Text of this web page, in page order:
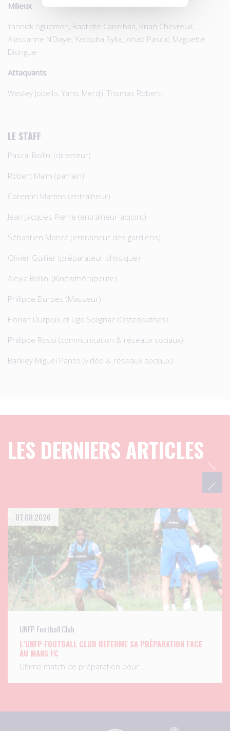
Milieux
Yannick Aguemon, Baptiste Canelhas, Brian Chevreuil,
Alassanne N’Diaye, Yacouba Sylla, Johab Pascal, Maguette
Diongue
Attaquants
Wesley Jobello, Yanis Merdji, Thomas Robert.
LE STAFF
Pascal Bollini (directeur)
Robert Malm (parrain)
Corentin Martins (entraîneur)
Jean-Jacques Pierre (entraîneur-adjoint)
Sébastien Moncé (entraîneur des gardiens)
Olivier Guillier (préparateur physique)
Alexia Bollini (Kinésithérapeute)
Philippe Durpes (Masseur)
Florian Durpoix et Ugo Solignac (Ostéopathes)
Philippe Rossi (communication & réseaux sociaux)
Barkley Miguel Panzo (vidéo & réseaux sociaux)
LES DERNIERS ARTICLES
07.08.2026
UNFP Football Club
L’UNFP FOOTBALL CLUB REFERME SA PRÉPARATION FACE
AU MANS FC
Ultime match de préparation pour…